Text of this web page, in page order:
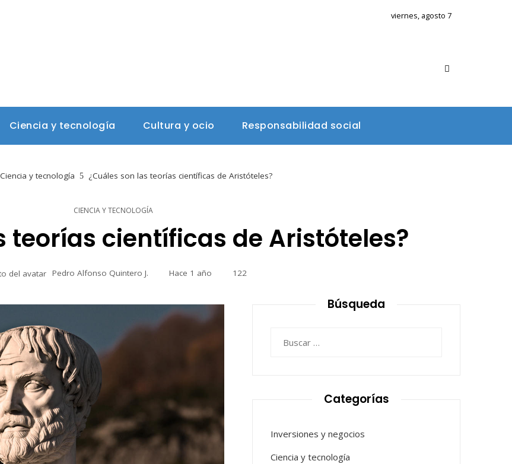
viernes, agosto 7
Ciencia y tecnología Cultura y ocio Responsabilidad social
Ciencia y tecnología ¿Cuáles son las teorías científicas de Aristóteles?
CIENCIA Y TECNOLOGÍA
teorías científicas de Aristóteles?
Pedro Alfonso Quintero J. Hace 1 año 122
Búsqueda
Categorías
Inversiones y negocios
Ciencia y tecnología